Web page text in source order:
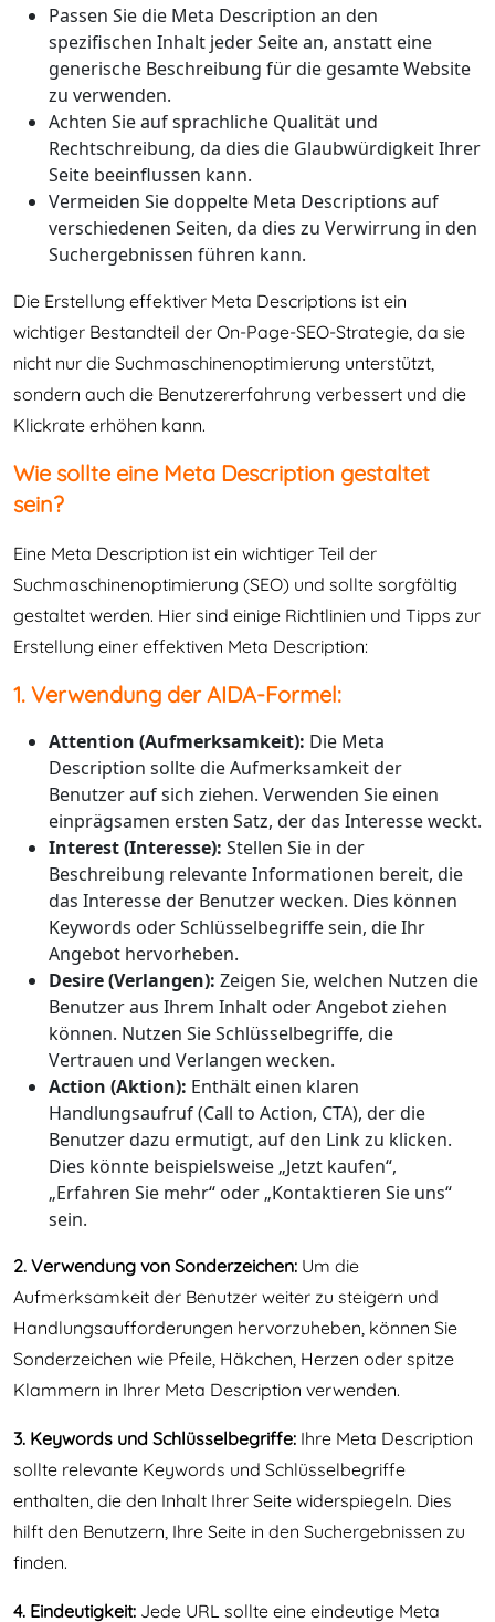
Passen Sie die Meta Description an den
spezifischen Inhalt jeder Seite an, anstatt eine
generische Beschreibung für die gesamte Website
zu verwenden.
Achten Sie auf sprachliche Qualität und
Rechtschreibung, da dies die Glaubwürdigkeit Ihrer
Seite beeinflussen kann.
Vermeiden Sie doppelte Meta Descriptions auf
verschiedenen Seiten, da dies zu Verwirrung in den
Suchergebnissen führen kann.
Die Erstellung effektiver Meta Descriptions ist ein
wichtiger Bestandteil der On-Page-SEO-Strategie, da sie
nicht nur die Suchmaschinenoptimierung unterstützt,
sondern auch die Benutzererfahrung verbessert und die
Klickrate erhöhen kann.
Wie sollte eine Meta Description gestaltet
sein?
Eine Meta Description ist ein wichtiger Teil der
Suchmaschinenoptimierung (SEO) und sollte sorgfältig
gestaltet werden. Hier sind einige Richtlinien und Tipps zur
Erstellung einer effektiven Meta Description:
1. Verwendung der AIDA-Formel:
Attention (Aufmerksamkeit): Die Meta
Description sollte die Aufmerksamkeit der
Benutzer auf sich ziehen. Verwenden Sie einen
einprägsamen ersten Satz, der das Interesse weckt.
Interest (Interesse): Stellen Sie in der
Beschreibung relevante Informationen bereit, die
das Interesse der Benutzer wecken. Dies können
Keywords oder Schlüsselbegriffe sein, die Ihr
Angebot hervorheben.
Desire (Verlangen): Zeigen Sie, welchen Nutzen die
Benutzer aus Ihrem Inhalt oder Angebot ziehen
können. Nutzen Sie Schlüsselbegriffe, die
Vertrauen und Verlangen wecken.
Action (Aktion): Enthält einen klaren
Handlungsaufruf (Call to Action, CTA), der die
Benutzer dazu ermutigt, auf den Link zu klicken.
Dies könnte beispielsweise „Jetzt kaufen“,
„Erfahren Sie mehr“ oder „Kontaktieren Sie uns“
sein.
2. Verwendung von Sonderzeichen: Um die
Aufmerksamkeit der Benutzer weiter zu steigern und
Handlungsaufforderungen hervorzuheben, können Sie
Sonderzeichen wie Pfeile, Häkchen, Herzen oder spitze
Klammern in Ihrer Meta Description verwenden.
3. Keywords und Schlüsselbegriffe: Ihre Meta Description
sollte relevante Keywords und Schlüsselbegriffe
enthalten, die den Inhalt Ihrer Seite widerspiegeln. Dies
hilft den Benutzern, Ihre Seite in den Suchergebnissen zu
finden.
4. Eindeutigkeit: Jede URL sollte eine eindeutige Meta